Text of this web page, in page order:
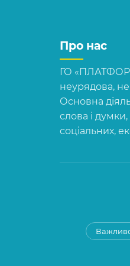
Про нас
ГО
неурядова,
Основна
слова і
соціальних,